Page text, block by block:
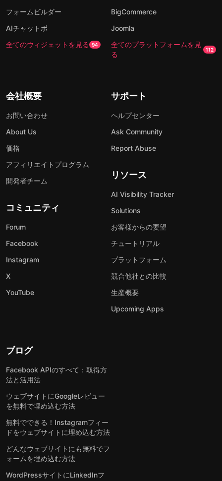
フォームビルダー
AIチャットボ
全てのウィジェットを見る 94
BigCommerce
Joomla
全てのプラットフォームを見
る
112
会社概要
お問い合わせ
About Us
価格
アフィリエイトプログラム
開発者チーム
コミュニティ
Forum
Facebook
Instagram
X
YouTube
サポート
ヘルプセンター
Ask Community
Report Abuse
リソース
AI Visibility Tracker
Solutions
お客様からの要望
チュートリアル
プラットフォーム
競合他社との比較
生産概要
Upcoming Apps
ブログ
Facebook APIのすべて：取得方
法と活用法
ウェブサイトにGoogleレビュー
を無料で埋め込む方法
無料でできる！Instagramフィー
ドをウェブサイトに埋め込む方法
どんなウェブサイトにも無料でフ
ォームを埋め込む方法
WordPressサイトにLinkedInフ